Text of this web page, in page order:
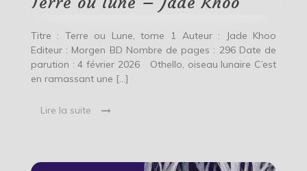
Titre : Terre ou Lune, tome 1 Auteur : Jade Khoo
Editeur : Morgen BD Nombre de pages : 296 Date de
parution : 4 février 2026 Othello, oiseau lunaire C’est
en ramassant une […]
Lire la suite